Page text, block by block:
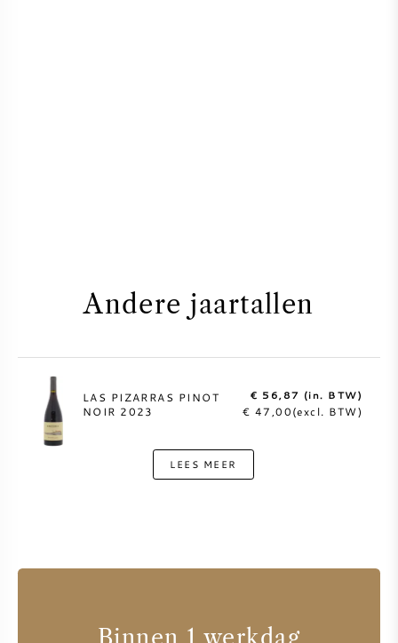
Andere jaartallen
LAS PIZARRAS PINOT
NOIR 2023
€ 56,87 (in. BTW)
€ 47,00(excl. BTW)
LEES MEER